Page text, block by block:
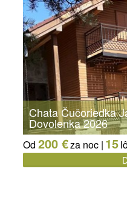
Chata Čučoriedka
Dovolenka 2026
Od 200 €za noc | 15